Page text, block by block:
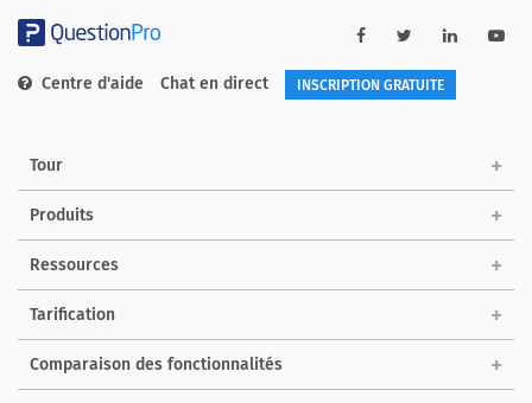
Centre d'aide Chat en direct INSCRIPTION GRATUITE
Tour
Produits
Ressources
Tarification
Comparaison des fonctionnalités